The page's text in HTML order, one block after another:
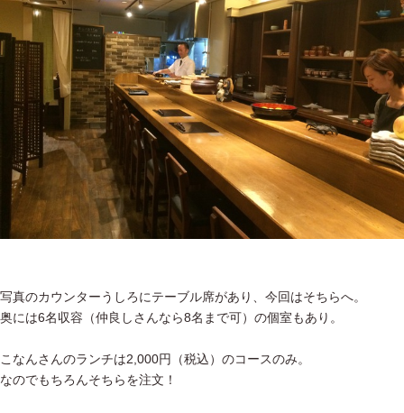
写真のカウンターうしろにテーブル席があり、今回はそちらへ。
奥には6名収容（仲良しさんなら8名まで可）の個室もあり。
こなんさんのランチは2,000円（税込）のコースのみ。
なのでもちろんそちらを注文！